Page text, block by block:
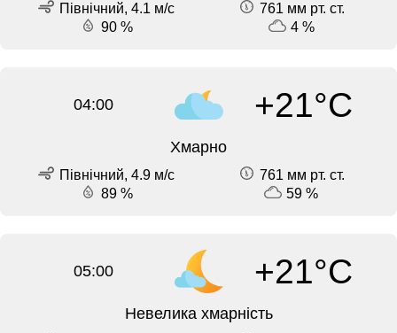
Північний, 4.1 м/с
761 мм рт. ст.
90 %
4 %
04:00 +21°C
Хмарно
Північний, 4.9 м/с
761 мм рт. ст.
89 %
59 %
05:00 +21°C
Невелика хмарність